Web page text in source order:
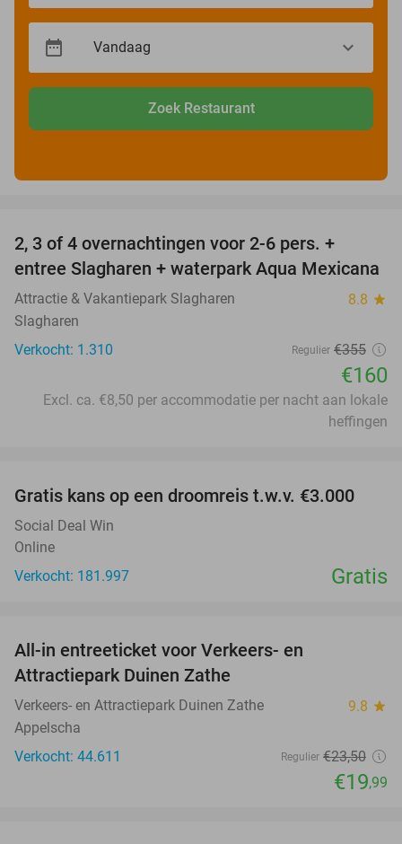
Zoek Restaurant
2, 3 of 4 overnachtingen voor 2-6 pers. +
entree Slagharen + waterpark Aqua Mexicana
Attractie & Vakantiepark Slagharen 8.8 star
Slagharen
Verkocht: 1.310
Regulier €355
€160
Excl. ca. €8,50 per accommodatie per nacht aan lokale
heffingen
Gratis kans op een droomreis t.w.v. €3.000
Social Deal Win
Online
Verkocht: 181.997
Gratis
All-in entreeticket voor Verkeers- en
Attractiepark Duinen Zathe
Verkeers- en Attractiepark Duinen Zathe 9.8 star
Appelscha
Verkocht: 44.611
Regulier €23,50
€19,99